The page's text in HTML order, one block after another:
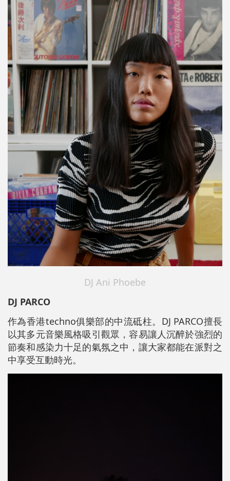
DJ Ani Phoebe
DJ PARCO
作為香港techno俱樂部的中流砥柱。DJ PARCO擅長
以其多元音樂風格吸引觀眾，容易讓人沉醉於強烈的
節奏和感染力十足的氣氛之中，讓大家都能在派對之
中享受互動時光。